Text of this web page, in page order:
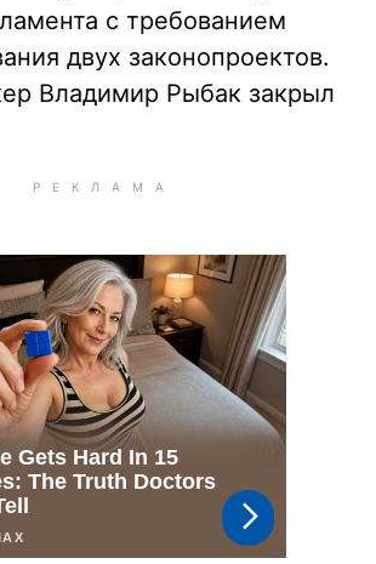
с требованием
двух законопроектов.
Владимир Рыбак закрыл